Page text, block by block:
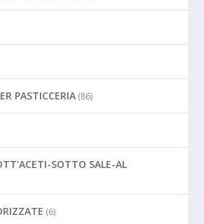
PASTICCERIA (86)
SOTTO SALE-AL
(6)